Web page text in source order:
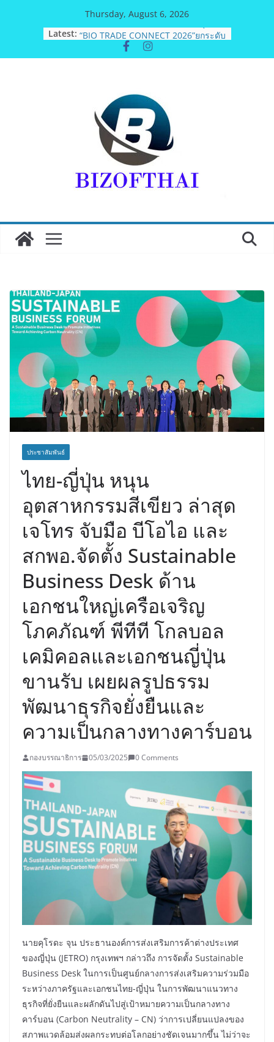
Thursday, August 6, 2026
Latest: BEDO เดินหน้าจัดกิจกรรมเจรจาธุรกิจ
“BIO TRADE CONNECT 2026”ยกระดับ
ผลิตภัณฑ์ท้องถิ่นสู่ตลาดเชิงพาณิชย์
ทธิฯ”รวมพลงาน “สิงห์สะพานปลา” คืน
ถิ่น 8 ส.ค.นี้
สตาร์ทวันนี้ Franchise Expo Thailand
& TESE 2026 วันที่ 6-9 ส.ค.69 ฮอลล์ 6-
8 เมืองทองธานีพบทัพธุรกิจ&แฟรนไชส์
ซัพพลายเออร์สินค้า เติมรายได้ช่วย
เศรษฐกิจไทย ลดใหญ่กว่า 250 บูธ คาด
เงินสะพัด 220 ลบ.
ฟุตซอลไทย เสมอ เวียดนาม 3-3 ลุ้นคว้า
ประชาสัมพันธ์
ไทย-ญี่ปุ่น หนุน
อุตสาหกรรมสีเขียว ล่าสุด
เจโทร จับมือ บีโอไอ และ
สกพอ.จัดตั้ง Sustainable
Business Desk ด้าน
เอกชนใหญ่เครือเจริญ
โภคภัณฑ์ พีทีที โกลบอล
เคมิคอลและเอกชนญี่ปุ่น
ขานรับ เผยผลรูปธรรม
พัฒนาธุรกิจยั่งยืนและ
ความเป็นกลางทางคาร์บอน
กองบรรณาธิการ 05/03/2025 0 Comments
นายคุโรดะ จุน ประธานองค์การส่งเสริมการค้าต่างประเทศ
ของญี่ปุ่น (JETRO) กรุงเทพฯ กล่าวถึง การจัดตั้ง Sustainable
Business Desk ในการเป็นศูนย์กลางการส่งเสริมความร่วมมือ
ระหว่างภาครัฐและเอกชนไทย-ญี่ปุ่น ในการพัฒนาแนวทาง
ธุรกิจที่ยั่งยืนและผลักดันไปสู่เป้าหมายความเป็นกลางทาง
คาร์บอน (Carbon Neutrality – CN) ว่าการเปลี่ยนแปลงของ
สภาพแวดล้อมส่งผลกระทบต่อโลกอย่างชัดเจนมากขึ้น ไม่ว่าจะ